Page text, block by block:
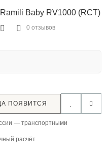
0 отзывов
ПОЯВИТСЯ
— транспортными
расчёт